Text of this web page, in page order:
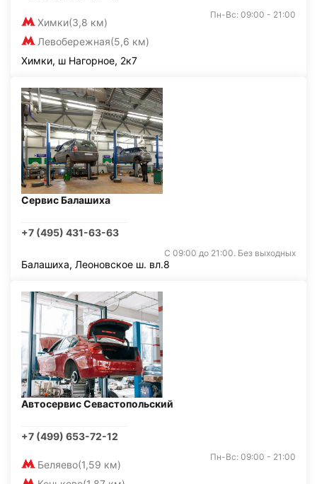
Химки(3,8 км)
Левобережная(5,6 км)
Пн-Вс: 09:00 - 21:00
Химки, ш Нагорное, 2к7
Сервис Балашиха
+7 (495) 431-63-63
С 09:00 до 21:00. Без выходных
Балашиха, Леоновское ш. вл.8
Автосервис Севастопольский
+7 (499) 653-72-12
Беляево(1,59 км)
Пн-Вс: 09:00 - 21:00